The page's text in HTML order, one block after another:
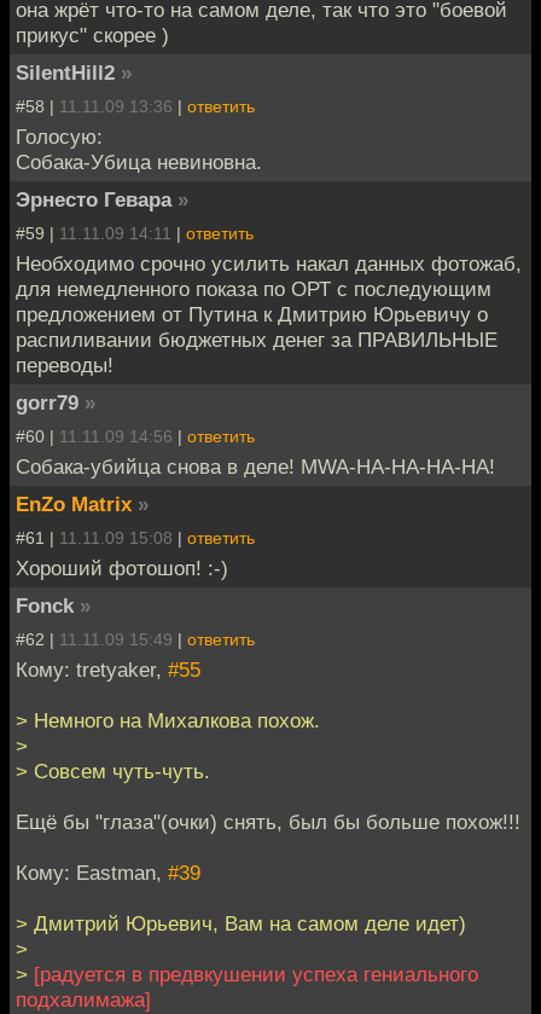
она жрёт что-то на самом деле, так что это "боевой
прикус" скорее )
SilentHill2 »
#58 | 11.11.09 13:36 | ответить
Голосую:
Собака-Убица невиновна.
Эрнесто Гевара »
#59 | 11.11.09 14:11 | ответить
Необходимо срочно усилить накал данных фотожаб,
для немедленного показа по ОРТ с последующим
предложением от Путина к Дмитрию Юрьевичу о
распиливании бюджетных денег за ПРАВИЛЬНЫЕ
переводы!
gorr79 »
#60 | 11.11.09 14:56 | ответить
Собака-убийца снова в деле! MWA-HA-HA-HA-HA!
EnZo Matrix »
#61 | 11.11.09 15:08 | ответить
Хороший фотошоп! :-)
Fonck »
#62 | 11.11.09 15:49 | ответить
Кому: tretyaker, #55
> Немного на Михалкова похож.
>
> Совсем чуть-чуть.
Ещё бы "глаза"(очки) снять, был бы больше похож!!!
Кому: Eastman, #39
> Дмитрий Юрьевич, Вам на самом деле идет)
>
> [радуется в предвкушении успеха гениального
подхалимажа]